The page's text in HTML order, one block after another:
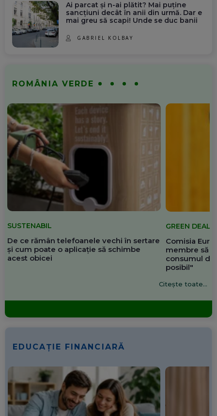
Ai parcat și n-ai plătit? Mai puține
sancțiuni decât în anii din urmă. Dar e
mai greu să scapi! Unde se duc banii
GABRIEL KOLBAY
ROMÂNIA VERDE
SUSTENABIL
De ce rămân telefoanele vechi în sertare
și cum poate o aplicație să schimbe
acest obicei
GREEN DEAL
Comisia
membre să
consumul de
posibil"
Citește toate...
EDUCAȚIE FINANCIARĂ